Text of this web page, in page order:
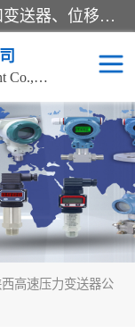
是集开发、生产和经营压力传感器和变送器、位移传感器和变送器、流量传感器和变送器、称重传感器和变送器、测力传感器和变送器、温湿度传感器和变送器、扭矩传感器、智能数显控制仪表等产品的化高新技术企业。
Xi'an shenghongchuang Instrument Co., Ltd
西高速压力变送器公
量计
力变送器
器